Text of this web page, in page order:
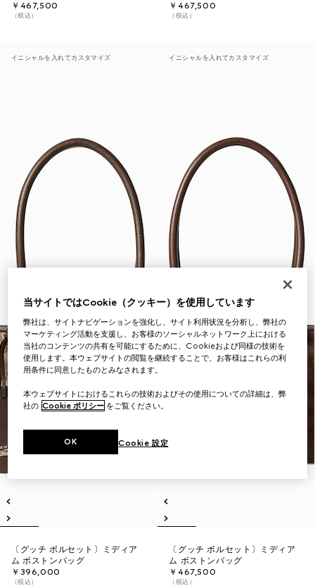
￥467,500
（税込）
￥467,500
（税込）
イニシャルを入れてカスタマイズ
〔グッチ ボルセット〕ミディア
ム ボストンバッグ
￥396,000
（税込）
イニシャルを入れてカスタマイズ
〔グッチ ボルセット〕ミディア
ム ボストンバッグ
￥467,500
（税込）
当サイトではCookie（クッキー）を使用しています
弊社は、サイトナビゲーションを強化し、サイト利用状況を分析し、弊社の
マーケティング活動を支援し、お客様のソーシャルネットワーク上における
当社のコンテンツの共有を可能にするために、Cookieおよび同様の技術を
使用します。本ウェブサイトの閲覧を継続することで、お客様はこれらの利
用条件に同意したものとみなされます。
本ウェブサイトにおけるこれらの技術およびその使用についての詳細は、弊
社の Cookie ポリシー をご覧ください。
Cookie 設定
OK